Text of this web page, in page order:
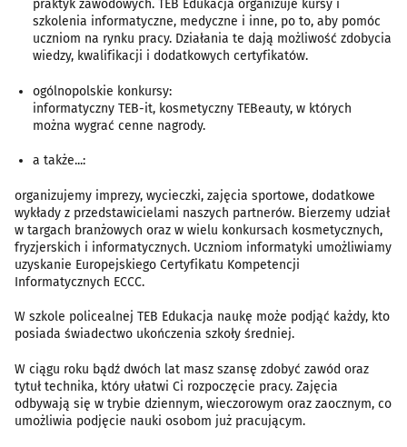
praktyk zawodowych. TEB Edukacja organizuje kursy i
szkolenia informatyczne, medyczne i inne, po to, aby pomóc
uczniom na rynku pracy. Działania te dają możliwość zdobycia
wiedzy, kwalifikacji i dodatkowych certyfikatów.
ogólnopolskie konkursy:
informatyczny TEB-it, kosmetyczny TEBeauty, w których
można wygrać cenne nagrody.
a także...:
organizujemy imprezy, wycieczki, zajęcia sportowe, dodatkowe
wykłady z przedstawicielami naszych partnerów. Bierzemy udział
w targach branżowych oraz w wielu konkursach kosmetycznych,
fryzjerskich i informatycznych. Uczniom informatyki umożliwiamy
uzyskanie Europejskiego Certyfikatu Kompetencji
Informatycznych ECCC.
W szkole policealnej TEB Edukacja naukę może podjąć każdy, kto
posiada świadectwo ukończenia szkoły średniej.
W ciągu roku bądź dwóch lat masz szansę zdobyć zawód oraz
tytuł technika, który ułatwi Ci rozpoczęcie pracy. Zajęcia
odbywają się w trybie dziennym, wieczorowym oraz zaocznym, co
umożliwia podjęcie nauki osobom już pracującym.